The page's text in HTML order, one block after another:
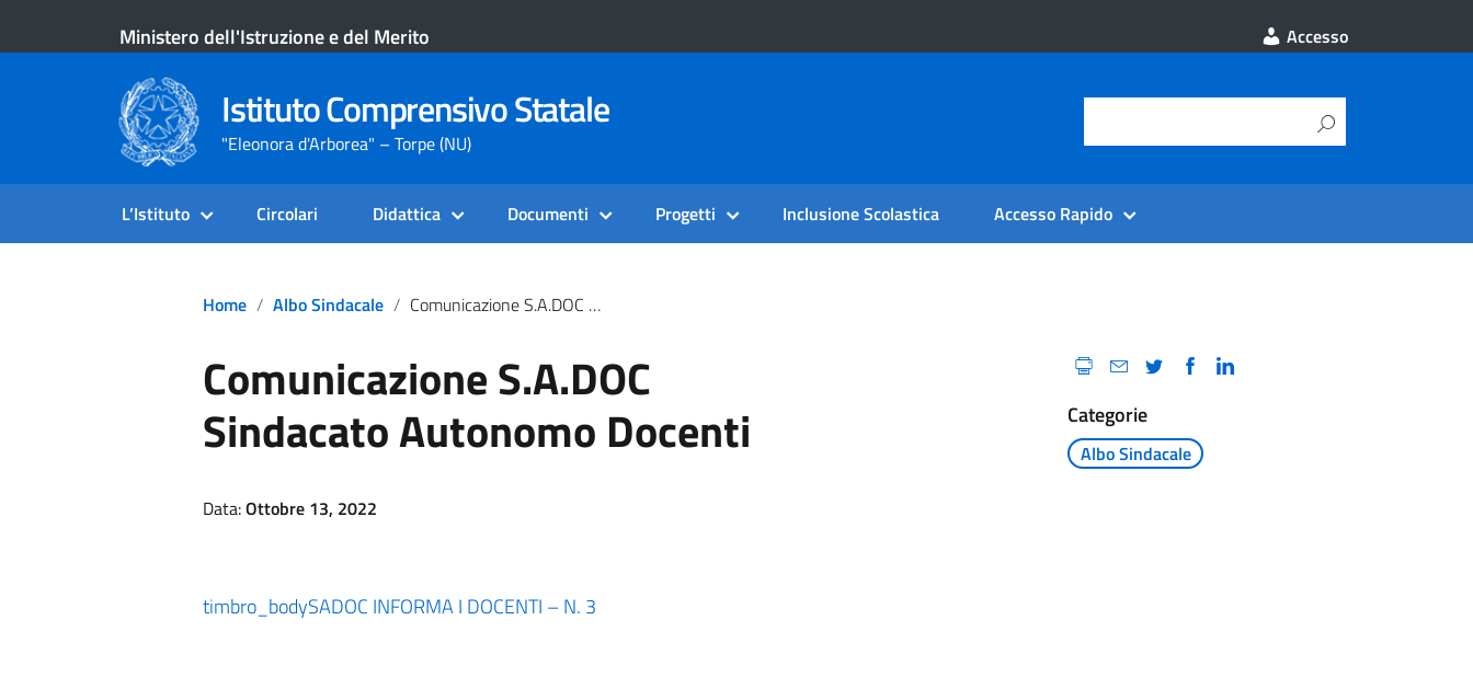
Ministero dell'Istruzione e del Merito Accesso
Istituto Comprensivo Statale
"Eleonora d'Arborea" – Torpe (NU)
L’Istituto Circolari Didattica Documenti Progetti Inclusione Scolastica Accesso Rapido
Home Albo Sindacale Comunicazione S.A.DOC Sindacato Autonomo Docenti
Comunicazione S.A.DOC
Sindacato Autonomo Docenti Categorie
Albo Sindacale
Data:Ottobre 13, 2022
timbro_bodySADOC INFORMA I DOCENTI – N. 3